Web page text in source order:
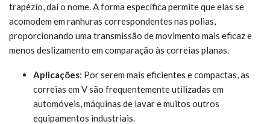
trapézio, daí o nome. A forma específica permite que elas se
acomodem em ranhuras correspondentes nas polias,
proporcionando uma transmissão de movimento mais eficaz e
menos deslizamento em comparação às correias planas.
Aplicações: Por serem mais eficientes e compactas, as
correias em V são frequentemente utilizadas em
automóveis, máquinas de lavar e muitos outros
equipamentos industriais.